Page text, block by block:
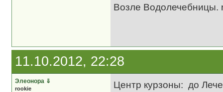
Возле Водолечебницы.
11.10.2012, 22:28
Элеонора ⇓
rookie
Центр курзоны: до